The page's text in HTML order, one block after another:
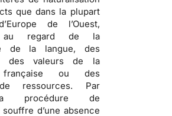
que dans la plupart
de l’Ouest,
au regard de la
de la langue, des
des valeurs de la
française ou des
ressources. Par
procédure de
d’une absence